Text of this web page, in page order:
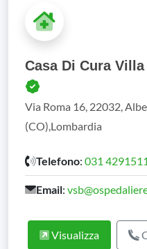
Casa Di Cura
Via Roma 16, 22032,
(CO),Lombardia
Telefono: 031 4291511
Email:
Visualizza